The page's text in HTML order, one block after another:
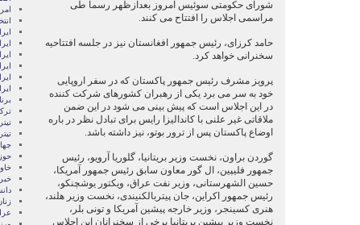
شورای حکومتی سوئیس امروز بعدازظهر رسما طی
مراسمی اجلاس را افتتاح می کنند.
حامد کرزای، رئیس جمهور افغانستان نیز در جلسه افتتاحیه
سخنرانی خواهد کرد.
پرویز مشرف رئیس جمهور پاکستان که در سفر اروپایی
خود به سر می برد یکی از رهبران کشورهای شرکت کننده
در این اجلاس است که پیش بینی می شود در این ضمن
ملاقاتی غیر علنی با کاندالیزا رایس برای تبادل نظر در باره
اوضاع پاکستان پس از ترور بوتو، نیز داشته باشد.
گوردن براون، نخست وزیر بریتانیا، گلوریا آرویو، رئیس
جمهور فلیپین، ال گور معاون سابق رئیس جمهور آمریکا،
حسین الشهرستانی، وزیر نفت عراق، ویکتور یوشچنکو،
رئیس جمهور اکراین، جان پیتربالکنیندی، نخست وزیر هلند،
هنری کسینجر، وزیر خارجه پیشین آمریکا و تونی بلر،
نخست وزیر پیشین بریتانیا برخی از سخنرانان این اجلاس